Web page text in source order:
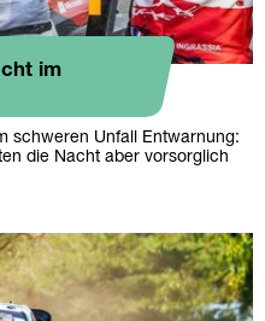
im
schweren Unfall Entwarnung:
die Nacht aber vorsorglich